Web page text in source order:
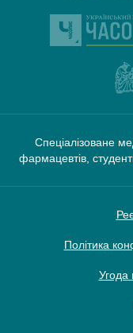
Спеціалізоване
фармацевтів,
Політика
Угода